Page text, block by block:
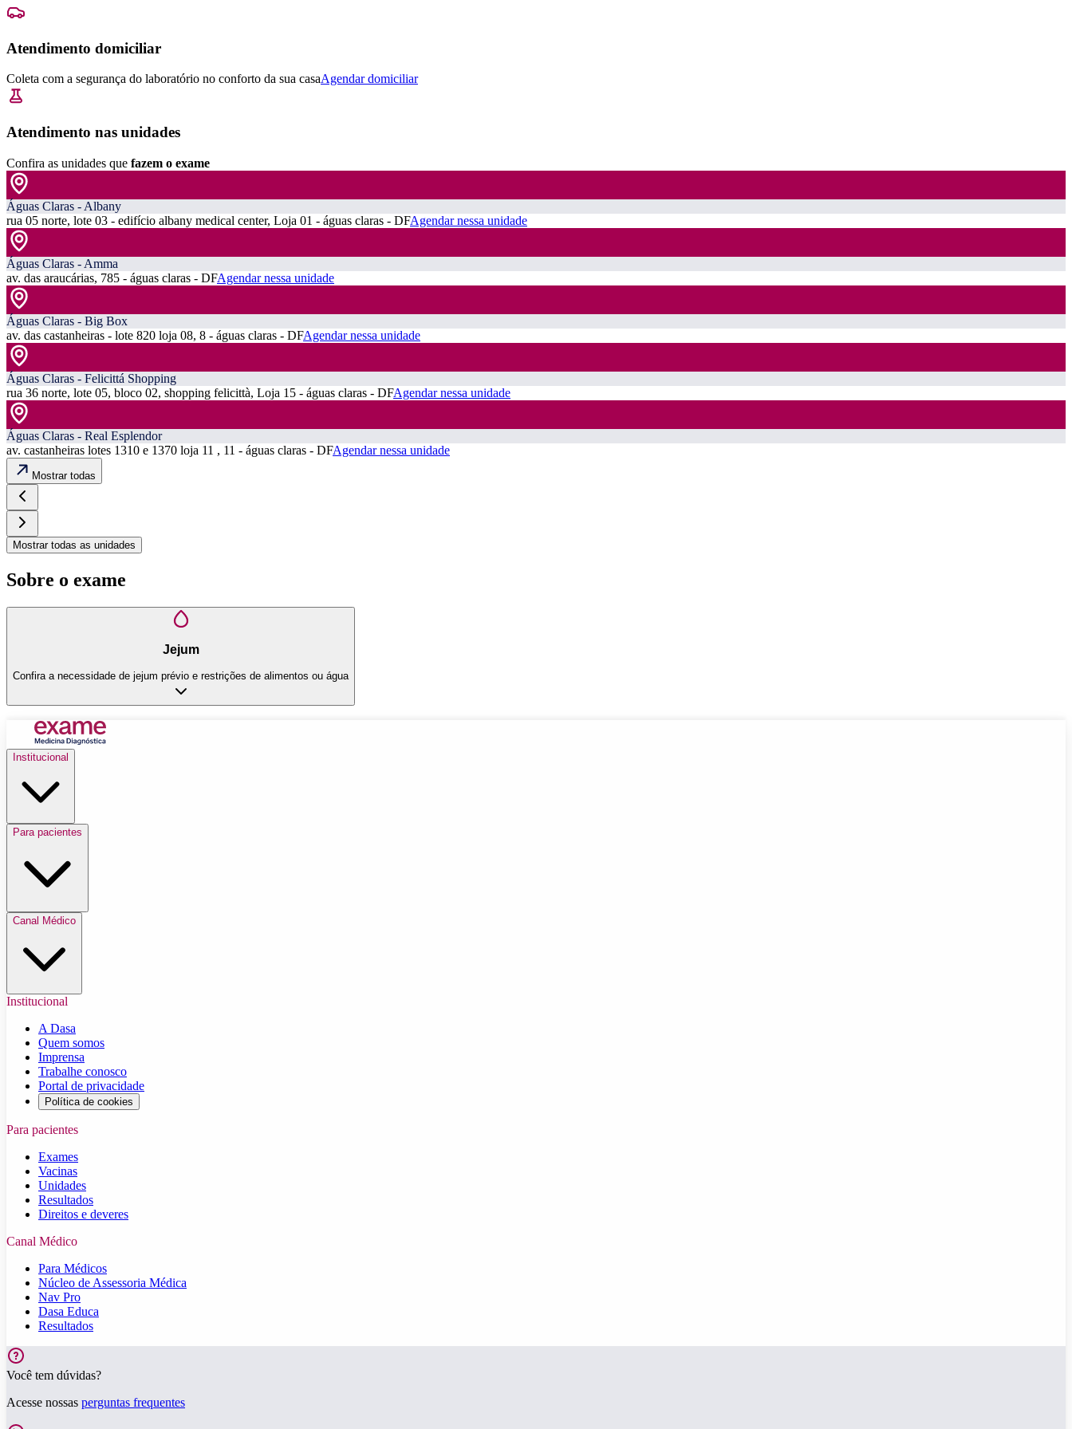
Atendimento domiciliar
Coleta com a segurança do laboratório no conforto da sua casaAgendar domiciliar
Atendimento nas unidades
Confira as unidades que fazem o exame
Águas Claras - Albany
rua 05 norte, lote 03 - edifício albany medical center, Loja 01 - águas claras - DFAgendar nessa unidade
Águas Claras - Amma
av. das araucárias, 785 - águas claras - DFAgendar nessa unidade
Águas Claras - Big Box
av. das castanheiras - lote 820 loja 08, 8 - águas claras - DFAgendar nessa unidade
Águas Claras - Felicittá Shopping
rua 36 norte, lote 05, bloco 02, shopping felicittà, Loja 15 - águas claras - DFAgendar nessa unidade
Águas Claras - Real Esplendor
av. castanheiras lotes 1310 e 1370 loja 11 , 11 - águas claras - DFAgendar nessa unidade
Mostrar todas
Mostrar todas as unidades
Sobre o exame
Jejum
Confira a necessidade de jejum prévio e restrições de alimentos ou água
Institucional
Para pacientes
Canal Médico
Institucional
A Dasa
Quem somos
Imprensa
Trabalhe conosco
Portal de privacidade
Política de cookies
Para pacientes
Exames
Vacinas
Unidades
Resultados
Direitos e deveres
Canal Médico
Para Médicos
Núcleo de Assessoria Médica
Nav Pro
Dasa Educa
Resultados
Você tem dúvidas?
Acesse nossas perguntas frequentes